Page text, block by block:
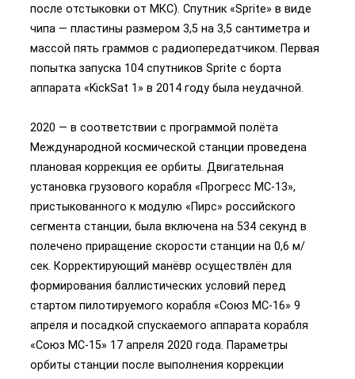
после отстыковки от МКС). Спутник «Sprite» в виде
чипа — пластины размером 3,5 на 3,5 сантиметра и
массой пять граммов с радиопередатчиком. Первая
попытка запуска 104 спутников Sprite с борта
аппарата «KickSat 1» в 2014 году была неудачной.
2020 — в соответствии с программой полёта
Международной космической станции проведена
плановая коррекция ее орбиты. Двигательная
установка грузового корабля «Прогресс МС-13»,
пристыкованного к модулю «Пирс» российского
сегмента станции, была включена на 534 секунд в
полечено приращение скорости станции на 0,6 м/
сек. Корректирующий манёвр осуществлён для
формирования баллистических условий перед
стартом пилотируемого корабля «Союз МС-16» 9
апреля и посадкой спускаемого аппарата корабля
«Союз МС-15» 17 апреля 2020 года. Параметры
орбиты станции после выполнения коррекции